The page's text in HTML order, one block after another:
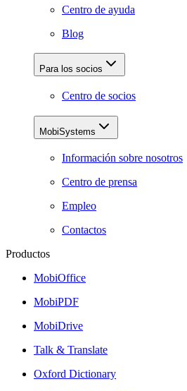
Centro de ayuda
Blog
Para los socios
Centro de socios
MobiSystems
Información sobre nosotros
Centro de prensa
Empleo
Contactos
Productos
MobiOffice
MobiPDF
MobiDrive
Talk & Translate
Oxford Dictionary